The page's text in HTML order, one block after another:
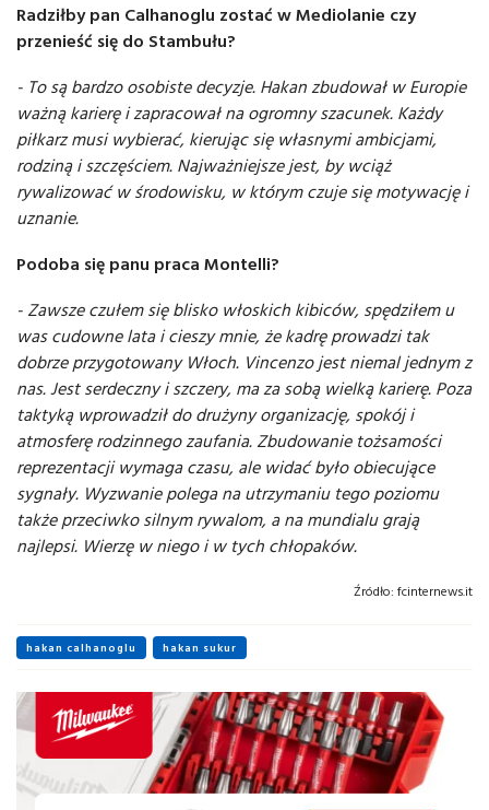
Radziłby pan Calhanoglu zostać w Mediolanie czy
przenieść się do Stambułu?
- To są bardzo osobiste decyzje. Hakan zbudował w Europie
ważną karierę i zapracował na ogromny szacunek. Każdy
piłkarz musi wybierać, kierując się własnymi ambicjami,
rodziną i szczęściem. Najważniejsze jest, by wciąż
rywalizować w środowisku, w którym czuje się motywację i
uznanie.
Podoba się panu praca Montelli?
- Zawsze czułem się blisko włoskich kibiców, spędziłem u
was cudowne lata i cieszy mnie, że kadrę prowadzi tak
dobrze przygotowany Włoch. Vincenzo jest niemal jednym z
nas. Jest serdeczny i szczery, ma za sobą wielką karierę. Poza
taktyką wprowadził do drużyny organizację, spokój i
atmosferę rodzinnego zaufania. Zbudowanie tożsamości
reprezentacji wymaga czasu, ale widać było obiecujące
sygnały. Wyzwanie polega na utrzymaniu tego poziomu
także przeciwko silnym rywalom, a na mundialu grają
najlepsi. Wierzę w niego i w tych chłopaków.
Źródło: fcinternews.it
hakan calhanoglu hakan sukur